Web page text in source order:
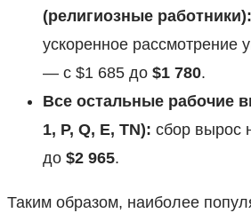
(религиозные работники):
ускоренное рассмотрение
— с $1 685 до $1 780.
Все остальные рабочие
1, P, Q, E, TN): сбор вырос
до $2 965.
Таким образом, наиболее